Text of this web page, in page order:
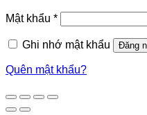
Mật khẩu *Bắt
buộc
Ghi nhớ mật khẩu
Đăng
Quên mật khẩu?